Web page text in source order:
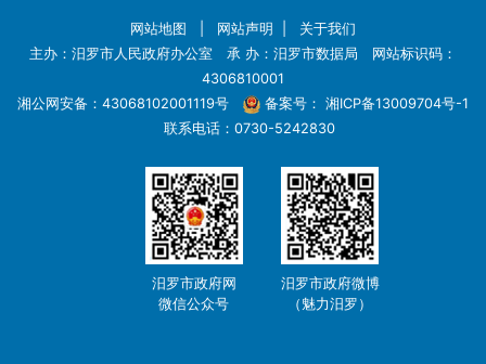
网站地图 网站声明
关于我们
主办：汨罗市人民政府办公室 承 办：汨罗市数据局 网站标识码：
4306810001
湘公网安备：43068102001119号
备案号： 湘ICP备13009704号-1
联系电话：0730-5242830
汨罗市政府网
微信公众号
汨罗市政府微博
（魅力汨罗）